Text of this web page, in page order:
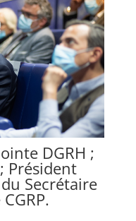
DGRH ;
Président
Secrétaire